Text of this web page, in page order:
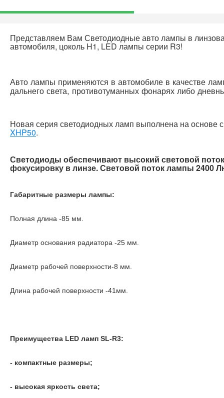
Представляем Вам Светодиодные авто лампы в
автомобиля, цоколь H1, LED лампы серии R3!
Авто лампы применяются в автомобиле в качестве
дальнего света, противотуманных фонарях либо
Новая серия светодиодных ламп выполнена на основе
XHP50.
Светодиоды обеспечивают высокий световой
фокусировку в линзе.Световой поток лампы 2400
Габаритные размеры лампы:
Полная длина -85 мм.
Диаметр основания радиатора -25 мм.
Диаметр рабочей поверхности-8 мм.
Длина рабочей поверхности -41мм.
Преимущества LED ламп SL-R3:
- компактные размеры;
- высокая яркость света;